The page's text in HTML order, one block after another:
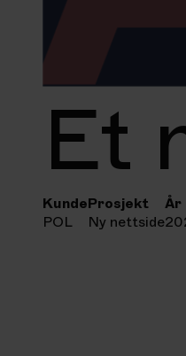
Et
Kunde
POL
Prosjekt
Ny nettside
År